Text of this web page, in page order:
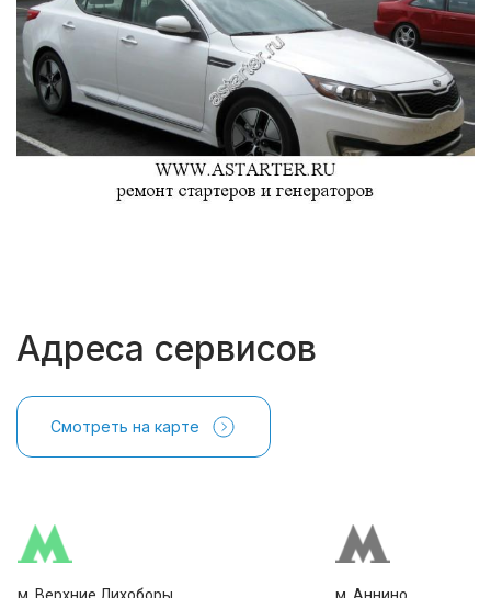
Адреса сервисов
Смотреть на карте
м. Верхние Лихоборы м. Аннино